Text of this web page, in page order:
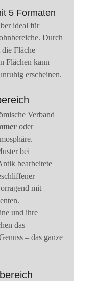
5 Formaten
ideal für
Durch
Fläche
Flächen kann
erscheinen.
Verband
oder
bei
bearbeitete
mit
und ihre
das
– das ganze